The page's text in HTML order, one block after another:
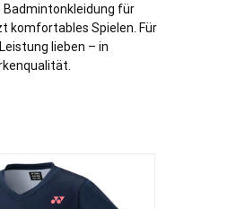
Badmintonkleidung für
komfortables Spielen. Für
lieben – in